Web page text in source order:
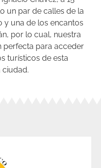
un par de calles de la
y una de los encantos
por lo cual, nuestra
perfecta para acceder
turísticos de esta
ciudad.